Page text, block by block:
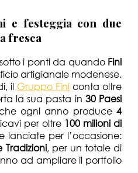
e festeggia con due
fresca
i ponti da quando Fini
artigianale modenese.
il Gruppo Fini conta oltre
la sua pasta in 30 Paesi
ogni anno produce 4
per oltre 100 milioni di
lanciate per l’occasione:
Tradizioni, per un totale di
ad ampliare il portfolio